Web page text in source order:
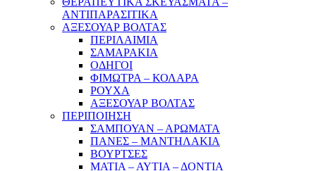
ΑΝΤΙΠΑΡΑΣΙΤΙΚΑ
ΑΞΕΣΟΥΑΡ ΒΟΛΤΑΣ
ΠΕΡΙΛΑΙΜΙΑ
ΣΑΜΑΡΑΚΙΑ
ΟΔΗΓΟΙ
ΦΙΜΩΤΡΑ – ΚΟΛΑΡΑ
ΡΟΥΧΑ
ΑΞΕΣΟΥΑΡ ΒΟΛΤΑΣ
ΠΕΡΙΠΟΙΗΣΗ
ΣΑΜΠΟΥΑΝ – ΑΡΩΜΑΤΑ
ΠΑΝΕΣ – ΜΑΝΤΗΛΑΚΙΑ
ΒΟΥΡΤΣΕΣ
ΜΑΤΙΑ – ΑΥΤΙΑ – ΔΟΝΤΙΑ